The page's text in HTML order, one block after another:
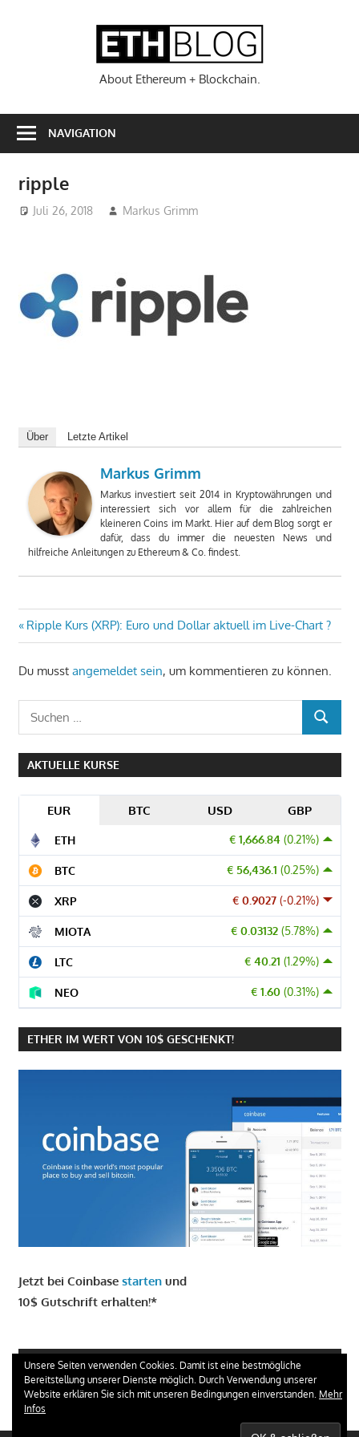
About Ethereum + Blockchain.
NAVIGATION
ripple
Juli 26, 2018 Markus Grimm
Über Letzte Artikel
Markus Grimm
Markus investiert seit 2014 in Kryptowährungen und
interessiert sich vor allem für die zahlreichen
kleineren Coins im Markt. Hier auf dem Blog sorgt er
dafür, dass du immer die neuesten News und
hilfreiche Anleitungen zu Ethereum & Co. findest.
Beitragsnavigation
Vorheriger
Beitrag:
Ripple Kurs (XRP): Euro und Dollar aktuell im Live-Chart ?
Du musst angemeldet sein, um kommentieren zu können.
SUCHEN
AKTUELLE KURSE
EUR BTC USD GBP
€ 1,666.84 (0.21%)
ETH
€ 56,436.1 (0.25%)
BTC
€ 0.9027 (-0.21%)
XRP
€ 0.03132 (5.78%)
MIOTA
€ 40.21 (1.29%)
LTC
€ 1.60 (0.31%)
NEO
ETHER IM WERT VON 10$ GESCHENKT!
Jetzt bei Coinbase startenund
10$ Gutschrift erhalten!*
GIRO KONTO ERÖFFNEN UND 100 € ERHALTEN
Unsere Seiten verwenden Cookies. Damit ist eine bestmögliche
Bereitstellung unserer Dienste möglich. Durch Verwendung unserer
Website erklären Sie sich mit unseren Bedingungen einverstanden. Mehr
Infos